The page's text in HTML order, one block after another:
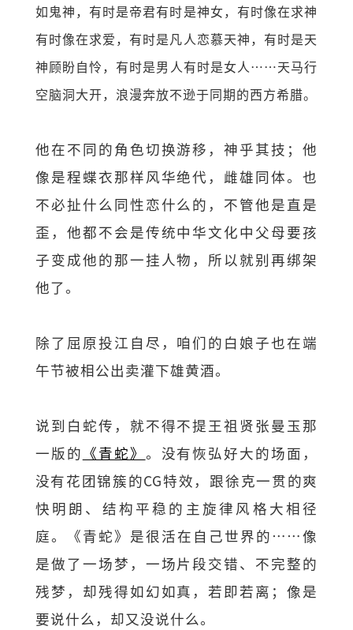
如鬼神，有时是帝君有时是神女，有时像在求神
有时像在求爱，有时是凡人恋慕天神，有时是天
神顾盼自怜，有时是男人有时是女人……天马行
空脑洞大开，浪漫奔放不逊于同期的西方希腊。
他在不同的角色切换游移，神乎其技；他
像是程蝶衣那样风华绝代，雌雄同体。也
不必扯什么同性恋什么的，不管他是直是
歪，他都不会是传统中华文化中父母要孩
子变成他的那一挂人物，所以就别再绑架
他了。
除了屈原投江自尽，咱们的白娘子也在端
午节被相公出卖灌下雄黄酒。
说到白蛇传，就不得不提王祖贤张曼玉那
一版的 《青蛇》 。没有恢弘好大的场面，
没有花团锦簇的CG特效，跟徐克一贯的爽
快明朗、结构平稳的主旋律风格大相径
庭。《青蛇》是很活在自己世界的……像
是做了一场梦，一场片段交错、不完整的
残梦，却残得如幻如真，若即若离；像是
要说什么，却又没说什么。